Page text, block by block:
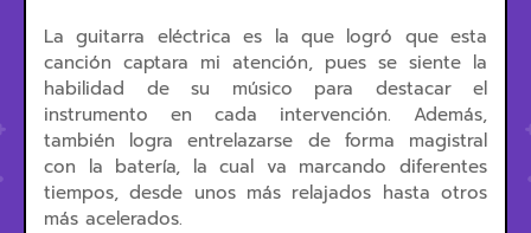
La guitarra eléctrica es la que logró que esta
canción captara mi atención, pues se siente la
habilidad de su músico para destacar el
instrumento en cada intervención. Además,
también logra entrelazarse de forma magistral
con la batería, la cual va marcando diferentes
tiempos, desde unos más relajados hasta otros
más acelerados.